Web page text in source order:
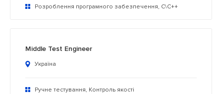
Розроблення програмного забезпечення, C\C++
Middle Test Engineer
Україна
Ручне тестування, Контроль якості